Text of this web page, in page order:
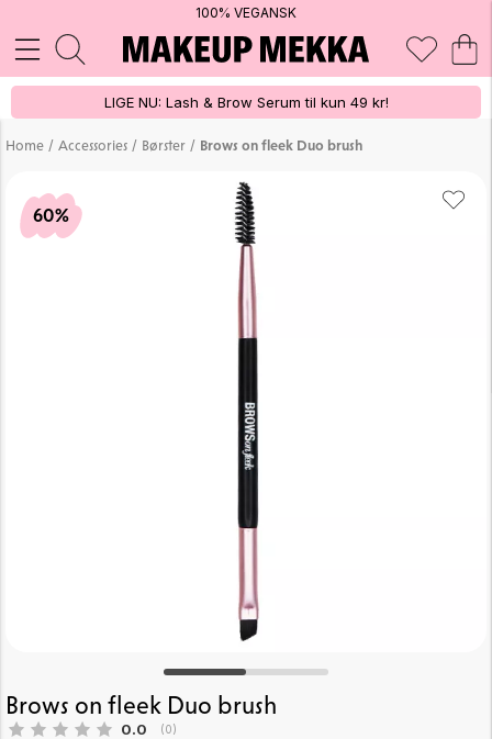
100% VEGANSK
LIGE NU: Lash & Brow Serum til kun 49 kr!
Home / Accessories / Børster / Brows on fleek Duo brush
60%
Brows on fleek Duo brush
Gennemsnitlig vurdering:
0.0 (stemmer:
0)